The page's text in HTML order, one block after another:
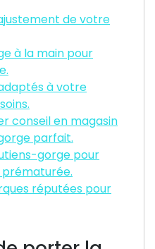
de votre
à la main pour
à votre
conseil en magasin
parfait.
gorge pour
réputées pour